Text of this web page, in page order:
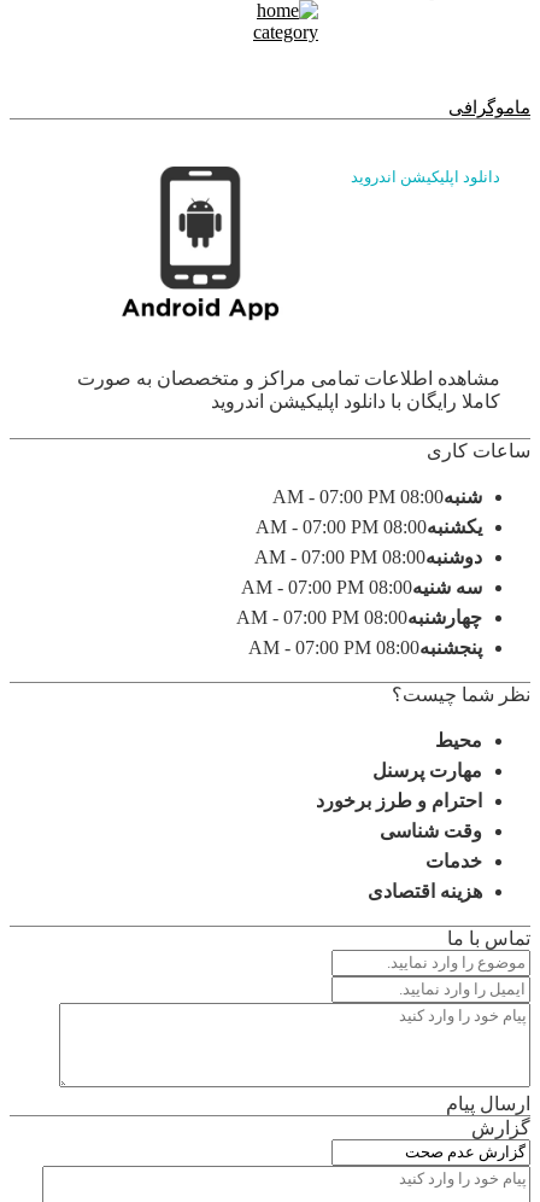
ماموگرافی
دانلود اپلیکیشن اندروید
مشاهده اطلاعات تمامی مراکز و متخصصان به صورت
کاملا رایگان با دانلود اپلیکیشن اندروید
ساعات کاری
شنبه08:00 AM - 07:00 PM
یکشنبه08:00 AM - 07:00 PM
دوشنبه08:00 AM - 07:00 PM
سه شنیه08:00 AM - 07:00 PM
چهارشنبه08:00 AM - 07:00 PM
پنجشنبه08:00 AM - 07:00 PM
نظر شما چیست؟
محیط
مهارت پرسنل
احترام و طرز برخورد
وقت شناسی
خدمات
هزینه اقتصادی
تماس با ما
ارسال پیام
گزارش